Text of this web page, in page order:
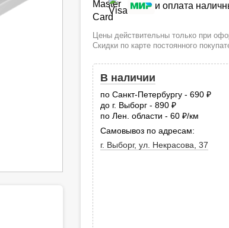
и оплата
Цены действительны только при
Скидки по карте постоянного
В наличии
по Санкт-Петербургу - 690
до г. Выборг - 890
по Лен. области - 60
руб.
/км
Самовывоз по адресам:
г. Выборг, ул. Некрасова, 37